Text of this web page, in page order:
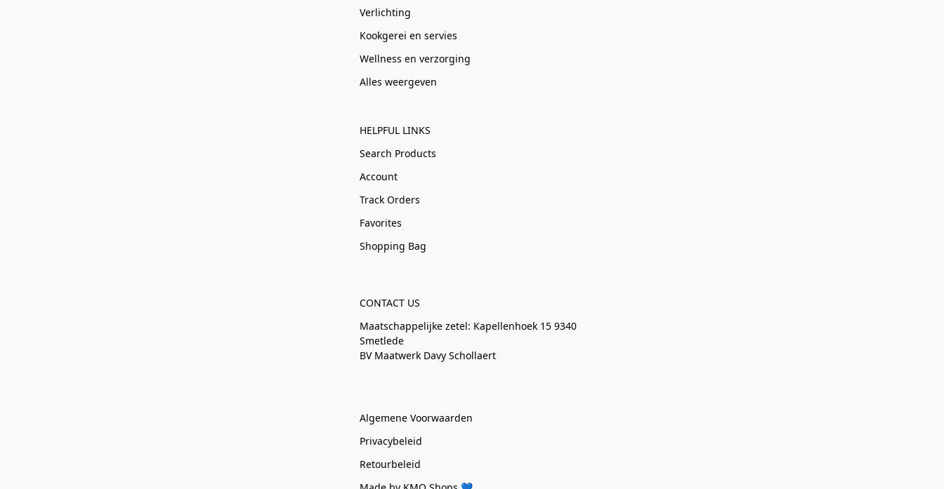
Verlichting
Kookgerei en servies
Wellness en verzorging
Alles weergeven
HELPFUL LINKS
Search Products
Account
Track Orders
Favorites
Shopping Bag
CONTACT US
Maatschappelijke zetel: Kapellenhoek 15 9340
Smetlede
BV Maatwerk Davy Schollaert
Algemene Voorwaarden
Privacybeleid
Retourbeleid